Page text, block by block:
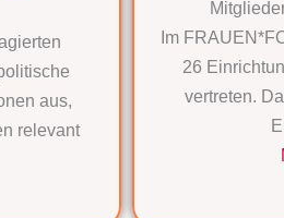
aus,
relevant
Im
26
vertreten.